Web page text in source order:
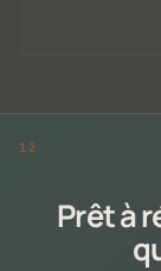
Prêt à